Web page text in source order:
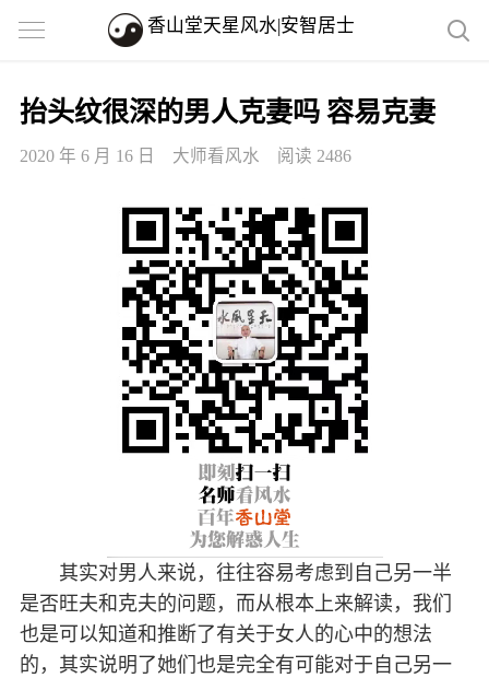
香山堂天星风水|安智居士
抬头纹很深的男人克妻吗 容易克妻
2020 年 6 月 16 日 大师看风水 阅读 2486
其实对男人来说，往往容易考虑到自己另一半
是否旺夫和克夫的问题，而从根本上来解读，我们
也是可以知道和推断了有关于女人的心中的想法
的，其实说明了她们也是完全有可能对于自己另一